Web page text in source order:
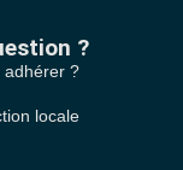
?
adhérer ?
locale